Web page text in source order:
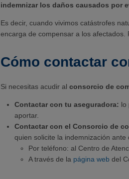
indemnizar los daños causados por
Es decir, cuando vivimos catástrofes
encarga de compensar a los
Cómo contactar
Si necesitas acudir al consorcio de
Contactar con tu aseguradora: lo
aportar.
Contactar con el Consorcio de
quien solicite la indemnización
Por teléfono: al Centro de
A través de la página web del